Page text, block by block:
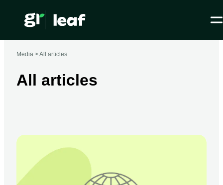
Media >All articles
All articles